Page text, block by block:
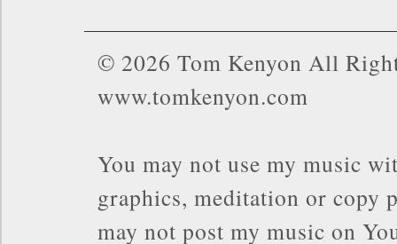
© 2026 Tom Kenyon All
www.tomkenyon.com
You may not use my music
graphics, meditation or copy
may not post my music on